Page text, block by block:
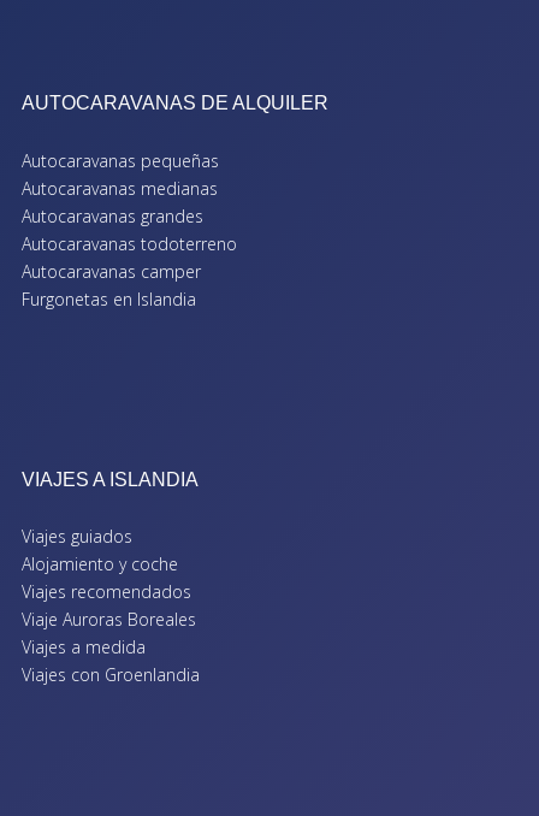
AUTOCARAVANAS DE ALQUILER
Autocaravanas pequeñas
Autocaravanas medianas
Autocaravanas grandes
Autocaravanas todoterreno
Autocaravanas camper
Furgonetas en Islandia
VIAJES A ISLANDIA
Viajes guiados
Alojamiento y coche
Viajes recomendados
Viaje Auroras Boreales
Viajes a medida
Viajes con Groenlandia